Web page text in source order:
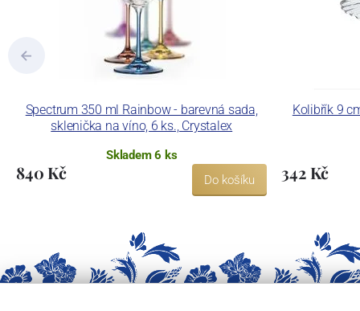
Spectrum 350 ml Rainbow - barevná sada,
sklenička na víno, 6 ks., Crystalex
Skladem 6 ks
840 Kč Do košíku
Kolibřík 9
342 Kč